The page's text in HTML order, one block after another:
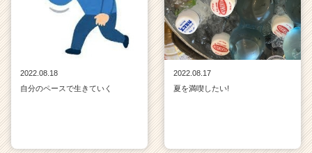
2022.08.18
自分のペースで生きていく
2022.08.17
夏を満喫したい!